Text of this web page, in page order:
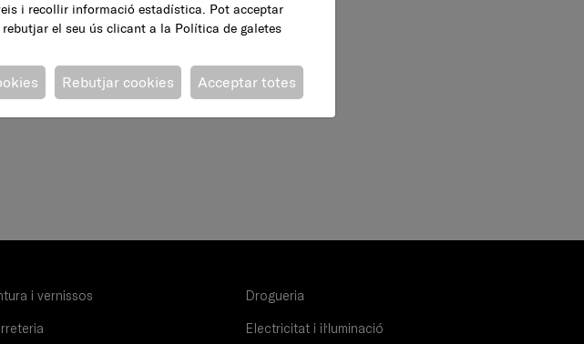
i vernissos Drogueria
Electricitat i il·luminació
i recollir informació estadística. Pot acceptar
el seu ús clicant a la Política de galetes
Acceptar totes
Rebutjar cookies